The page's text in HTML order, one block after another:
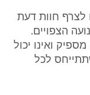
לצרף חוות דעת
הצפויים.
ואינו יכול
לכל